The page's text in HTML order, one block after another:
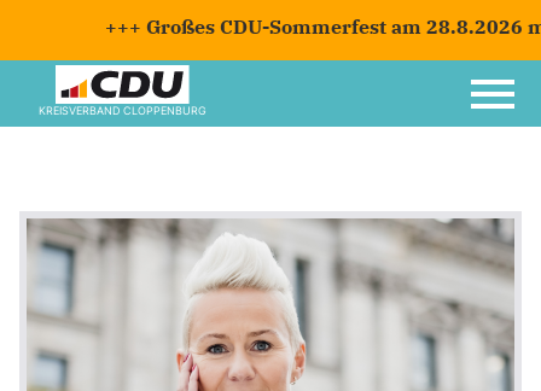
+++ Großes CDU-Sommerfest am 28.8.2026
KREISVERBAND CLOPPENBURG